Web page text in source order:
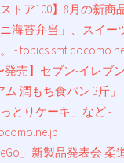
ストア100】8月の新
海苔弁当」、スイー
-
発売】セブン-イレブ
ム 潤もち食パン 3斤
とりケーキ」など -
」新製品発表会